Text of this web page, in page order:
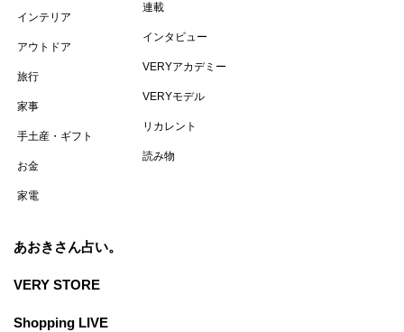
インテリア
アウトドア
旅行
家事
手土産・ギフト
お金
家電
連載
インタビュー
VERYアカデミー
VERYモデル
リカレント
読み物
あおきさん占い。
VERY STORE
Shopping LIVE